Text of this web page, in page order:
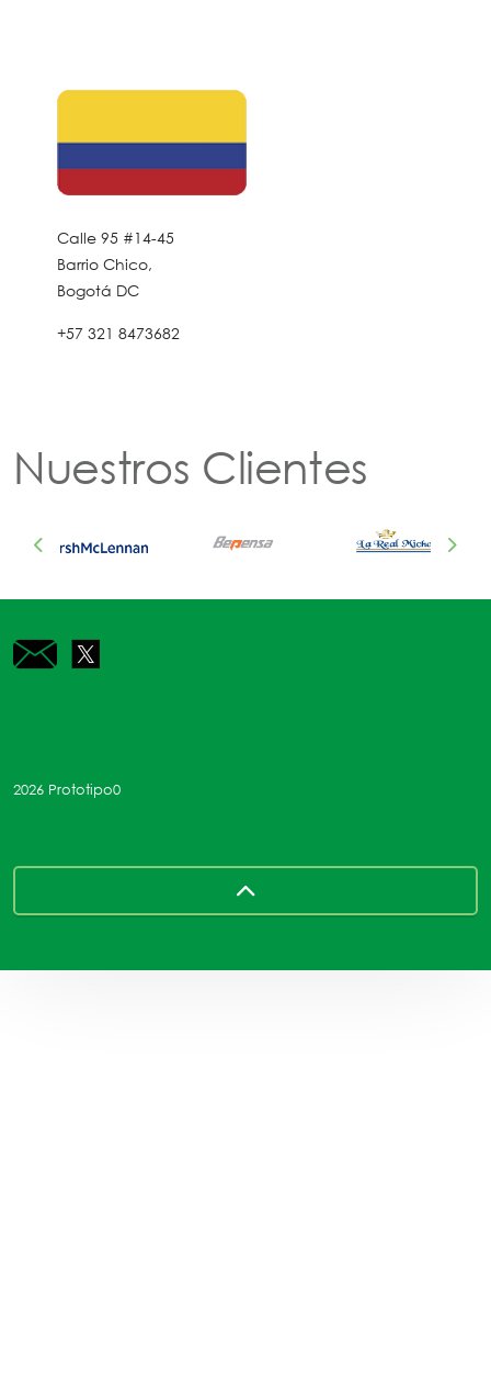
Calle 95 #14-45
Barrio Chico,
Bogotá DC
+57 321 8473682
Nuestros Clientes
Previous Next
2026 Prototipo0